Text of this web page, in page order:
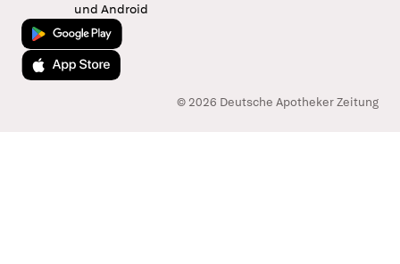
und Android
Jetzt bei Google Play
Laden im App Store
© 2026 Deutsche Apotheker Zeitung